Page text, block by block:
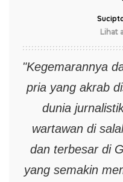
Lihat
"Kegemarannya
pria yang akrab
dunia
wartawan di
dan terbesar di
yang semakin